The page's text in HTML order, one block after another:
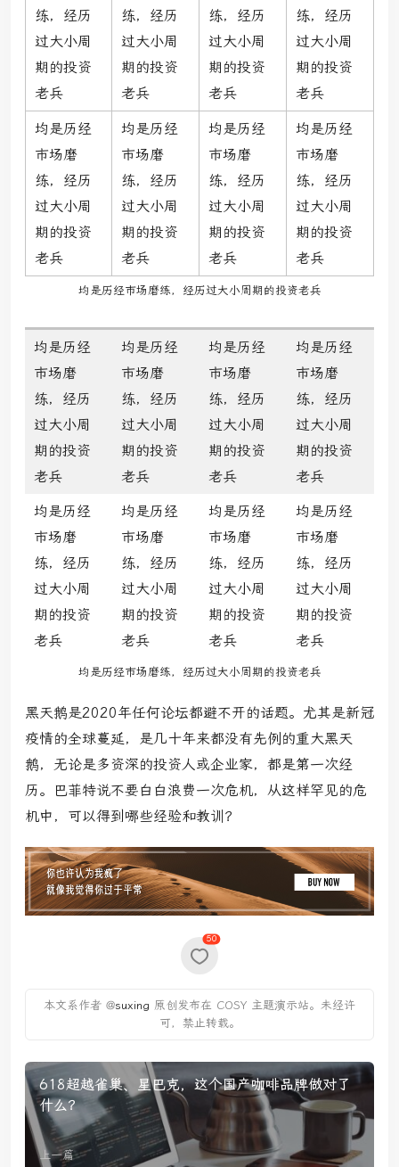
练，经历
过大小周
期的投资
老兵
练，经历
过大小周
期的投资
老兵
练，经历
过大小周
期的投资
老兵
练，经历
过大小周
期的投资
老兵
均是历经
市场磨
练，经历
过大小周
期的投资
老兵
均是历经
市场磨
练，经历
过大小周
期的投资
老兵
均是历经
市场磨
练，经历
过大小周
期的投资
老兵
均是历经
市场磨
练，经历
过大小周
期的投资
老兵
均是历经市场磨练，经历过大小周期的投资老兵
均是历经
市场磨
练，经历
过大小周
期的投资
老兵
均是历经
市场磨
练，经历
过大小周
期的投资
老兵
均是历经
市场磨
练，经历
过大小周
期的投资
老兵
均是历经
市场磨
练，经历
过大小周
期的投资
老兵
均是历经
市场磨
练，经历
过大小周
期的投资
老兵
均是历经
市场磨
练，经历
过大小周
期的投资
老兵
均是历经
市场磨
练，经历
过大小周
期的投资
老兵
均是历经
市场磨
练，经历
过大小周
期的投资
老兵
均是历经市场磨练，经历过大小周期的投资老兵
黑天鹅是2020年任何论坛都避不开的话题。尤其是新冠
疫情的全球蔓延，是几十年来都没有先例的重大黑天
鹅，无论是多资深的投资人或企业家，都是第一次经
历。巴菲特说不要白白浪费一次危机，从这样罕见的危
机中，可以得到哪些经验和教训？
50
本文系作者 @suxing 原创发布在 COSY 主题演示站。未经许
可，禁止转载。
618超越雀巢、星巴克，这个国产咖啡品牌做对了
什么？
上一篇